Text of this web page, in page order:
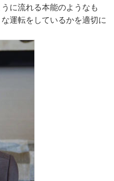
に流れる本能のようなも
運転をしているかを適切に